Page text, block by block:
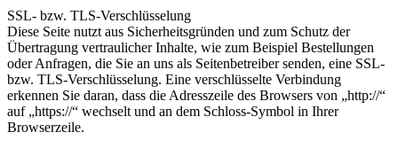
SSL- bzw. TLS-Verschlüsselung
Diese Seite nutzt aus Sicherheitsgründen und zum Schutz der
Übertragung vertraulicher Inhalte, wie zum Beispiel Bestellungen
oder Anfragen, die Sie an uns als Seitenbetreiber senden, eine SSL-
bzw. TLS-Verschlüsselung. Eine verschlüsselte Verbindung
erkennen Sie daran, dass die Adresszeile des Browsers von „http://“
auf „https://“ wechselt und an dem Schloss-Symbol in Ihrer
Browserzeile.